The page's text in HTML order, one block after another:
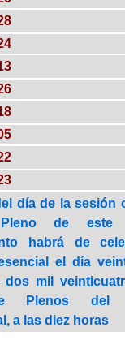
día de la sesión
de este
habrá de
el día
dos mil
Plenos del
a las diez horas